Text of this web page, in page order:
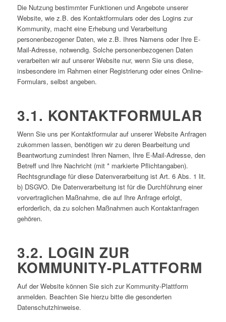
Die Nutzung bestimmter Funktionen und Angebote unserer
Website, wie z.B. des Kontaktformulars oder des Logins zur
Kommunity, macht eine Erhebung und Verarbeitung
personenbezogener Daten, wie z.B. Ihres Namens oder Ihre E-
Mail-Adresse, notwendig. Solche personenbezogenen Daten
verarbeiten wir auf unserer Website nur, wenn Sie uns diese,
insbesondere im Rahmen einer Registrierung oder eines Online-
Formulars, selbst angeben.
3.1. KONTAKTFORMULAR
Wenn Sie uns per Kontaktformular auf unserer Website Anfragen
zukommen lassen, benötigen wir zu deren Bearbeitung und
Beantwortung zumindest Ihren Namen, Ihre E-Mail-Adresse, den
Betreff und Ihre Nachricht (mit * markierte Pflichtangaben).
Rechtsgrundlage für diese Datenverarbeitung ist Art. 6 Abs. 1 lit.
b) DSGVO. Die Datenverarbeitung ist für die Durchführung einer
vorvertraglichen Maßnahme, die auf Ihre Anfrage erfolgt,
erforderlich, da zu solchen Maßnahmen auch Kontaktanfragen
gehören.
3.2. LOGIN ZUR
KOMMUNITY-PLATTFORM
Auf der Website können Sie sich zur Kommunity-Plattform
anmelden. Beachten Sie hierzu bitte die gesonderten
Datenschutzhinweise.